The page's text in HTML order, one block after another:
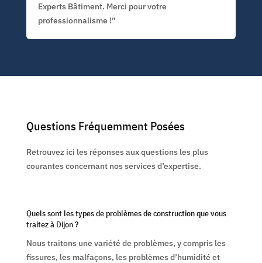
Experts Bâtiment. Merci pour votre
professionnalisme !”
Questions Fréquemment Posées
Retrouvez ici les réponses aux questions les plus
courantes concernant nos services d’expertise.
Quels sont les types de problèmes de construction que vous
traitez à Dijon ?
Nous traitons une variété de problèmes, y compris les
fissures, les malfaçons, les problèmes d’humidité et